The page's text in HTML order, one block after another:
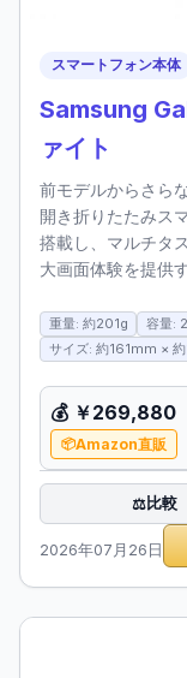
スマートフォン本体
Samsung
ァイト
前モデルからさら
開き折りたたみス
搭載し、マルチタ
大画面体験を提供す
重量: 約201g
容量:
サイズ: 約161mm ×
💰 ￥269,880
Amazon直販
⚖️比較
2026年07月26日